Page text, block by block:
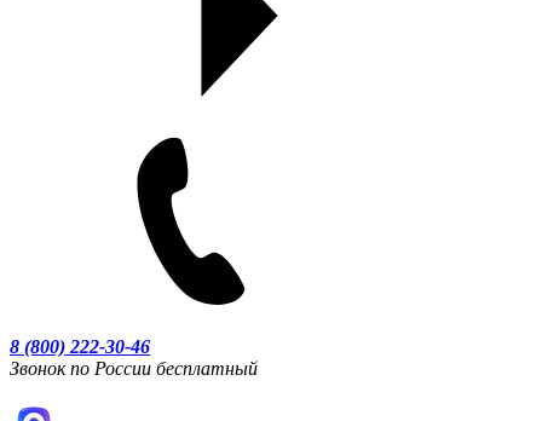
8 (800) 222-30-46
Звонок по России бесплатный